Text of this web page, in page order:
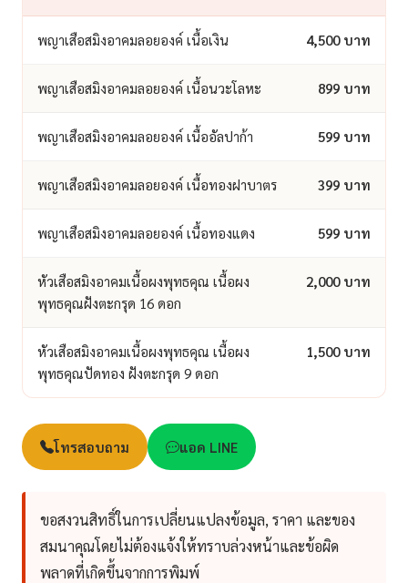
พญาเสือสมิงอาคมลอยองค์ เนื้อเงิน 4,500 บาท
พญาเสือสมิงอาคมลอยองค์ เนื้อนวะโลหะ 899 บาท
พญาเสือสมิงอาคมลอยองค์ เนื้ออัลปาก้า 599 บาท
พญาเสือสมิงอาคมลอยองค์ เนื้อทองฝาบาตร 399 บาท
พญาเสือสมิงอาคมลอยองค์ เนื้อทองแดง 599 บาท
หัวเสือสมิงอาคมเนื้อผงพุทธคุณ เนื้อผง
พุทธคุณฝังตะกรุด 16 ดอก
2,000 บาท
หัวเสือสมิงอาคมเนื้อผงพุทธคุณ เนื้อผง
พุทธคุณปัดทอง ฝังตะกรุด 9 ดอก
1,500 บาท
โทรสอบถาม แอด LINE
ขอสงวนสิทธิ์ในการเปลี่ยนแปลงข้อมูล, ราคา และของ
สมนาคุณโดยไม่ต้องแจ้งให้ทราบล่วงหน้าและข้อผิด
พลาดที่เกิดขึ้นจากการพิมพ์